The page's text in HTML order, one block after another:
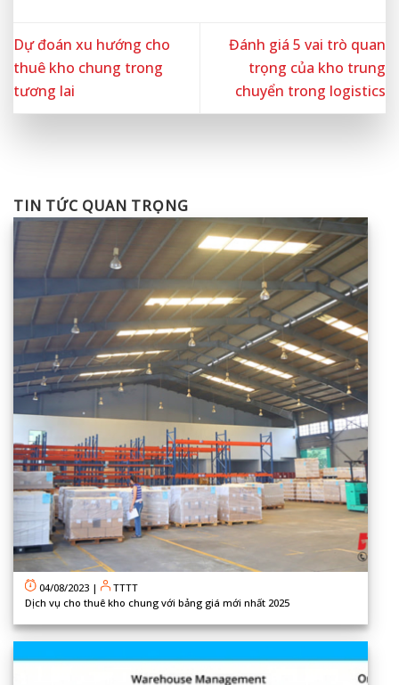
Dự đoán xu hướng cho
thuê kho chung trong
tương lai
Đánh giá 5 vai trò quan
trọng của kho trung
chuyển trong logistics
TIN TỨC QUAN TRỌNG
04/08/2023 |
TTTT
Dịch vụ cho thuê kho chung với bảng giá mới nhất 2025